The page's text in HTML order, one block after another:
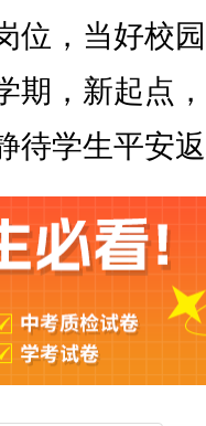
位，当好校
期，新起点
待学生平安